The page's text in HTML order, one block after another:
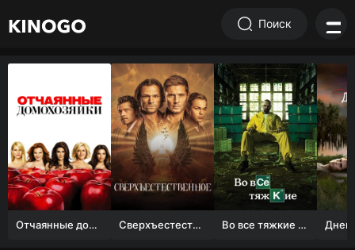
Поиск
Отчаянные домохозяйки (1 сезон) Сверхъестественное Во все тяжкие 1-5 сезон